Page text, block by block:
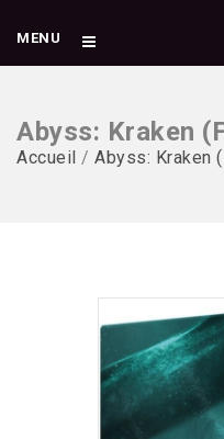
MENU
Abyss: Kraken
Accueil / Abyss: Kraken